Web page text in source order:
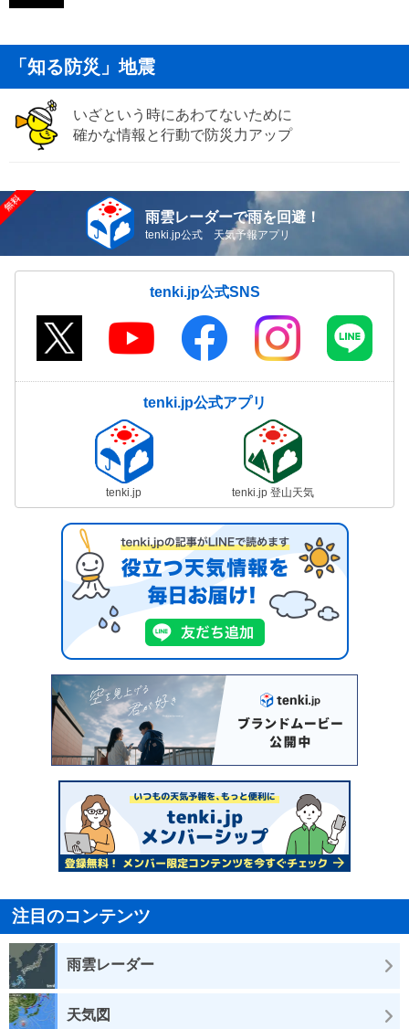
「知る防災」地震
いざという時にあわてないために
確かな情報と行動で防災力アップ
雨雲レーダーで雨を回避！
tenki.jp公式 天気予報アプリ
tenki.jp公式SNS
tenki.jp公式アプリ
tenki.jp tenki.jp 登山天気
注目のコンテンツ
雨雲レーダー
天気図